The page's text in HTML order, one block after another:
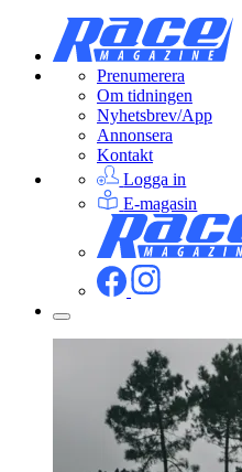
Prenumerera
Om tidningen
Nyhetsbrev/App
Annonsera
Kontakt
Logga in
E-magasin